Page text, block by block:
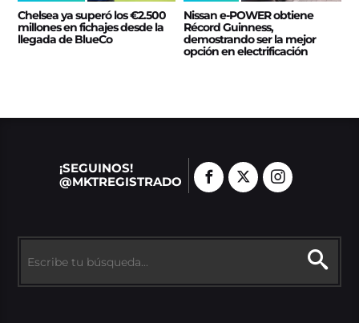
Chelsea ya superó los €2.500
millones en fichajes desde la
llegada de BlueCo
Nissan e‑POWER obtiene
Récord Guinness,
demostrando ser la mejor
opción en electrificación
¡SEGUINOS!
@MKTREGISTRADO